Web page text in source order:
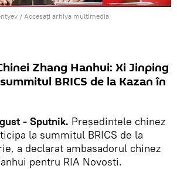
/ Accesați arhiva multimedia
Zhang Hanhui: Xi Jinping
BRICS de la Kazan în
- Sputnik. Președintele chinez
la summitul BRICS de la
a declarat ambasadorul chinez
pentru RIA Novosti.